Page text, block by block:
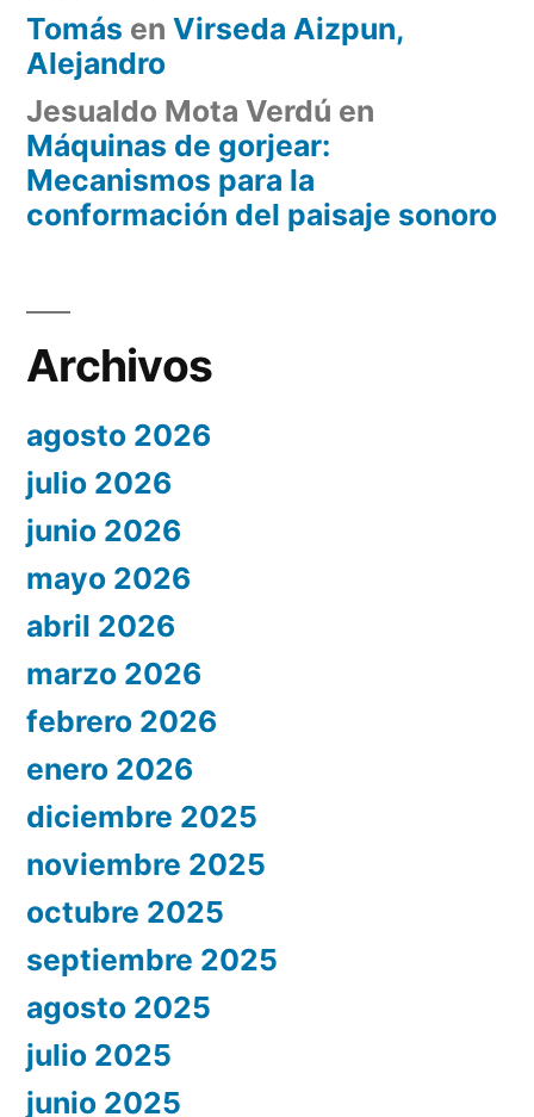
Tomás en Virseda Aizpun,
Alejandro
Jesualdo Mota Verdú en
Máquinas de gorjear:
Mecanismos para la
conformación del paisaje sonoro
Archivos
agosto 2026
julio 2026
junio 2026
mayo 2026
abril 2026
marzo 2026
febrero 2026
enero 2026
diciembre 2025
noviembre 2025
octubre 2025
septiembre 2025
agosto 2025
julio 2025
junio 2025